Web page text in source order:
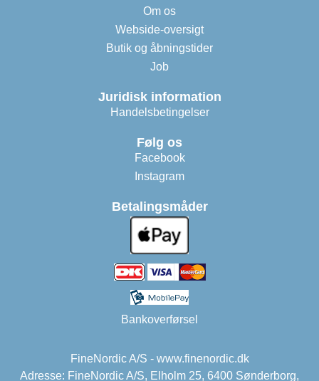
Om os
Webside-oversigt
Butik og åbningstider
Job
Juridisk information
Handelsbetingelser
Følg os
Facebook
Instagram
Betalingsmåder
Bankoverførsel
FineNordic A/S - www.finenordic.dk
Adresse: FineNordic A/S, Elholm 25, 6400 Sønderborg,